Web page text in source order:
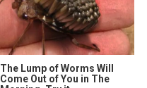
The Lump of Worms Will
Come Out of You in The